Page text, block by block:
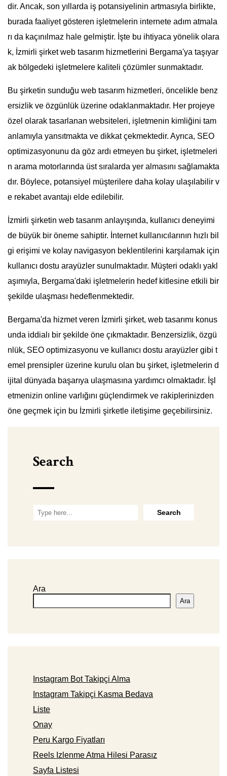
dir. Ancak, son yıllarda iş potansiyelinin artmasıyla birlikte,
burada faaliyet gösteren işletmelerin internete adım atmala
rı da kaçınılmaz hale gelmiştir. İşte bu ihtiyaca yönelik olara
k, İzmirli şirket web tasarım hizmetlerini Bergama'ya taşıyar
ak bölgedeki işletmelere kaliteli çözümler sunmaktadır.
Bu şirketin sunduğu web tasarım hizmetleri, öncelikle benz
ersizlik ve özgünlük üzerine odaklanmaktadır. Her projeye
özel olarak tasarlanan websiteleri, işletmenin kimliğini tam
anlamıyla yansıtmakta ve dikkat çekmektedir. Ayrıca, SEO
optimizasyonunu da göz ardı etmeyen bu şirket, işletmeleri
n arama motorlarında üst sıralarda yer almasını sağlamakta
dır. Böylece, potansiyel müşterilere daha kolay ulaşılabilir v
e rekabet avantajı elde edilebilir.
İzmirli şirketin web tasarım anlayışında, kullanıcı deneyimi
de büyük bir öneme sahiptir. İnternet kullanıcılarının hızlı bil
gi erişimi ve kolay navigasyon beklentilerini karşılamak için
kullanıcı dostu arayüzler sunulmaktadır. Müşteri odaklı yakl
aşımıyla, Bergama'daki işletmelerin hedef kitlesine etkili bir
şekilde ulaşması hedeflenmektedir.
Bergama'da hizmet veren İzmirli şirket, web tasarımı konus
unda iddialı bir şekilde öne çıkmaktadır. Benzersizlik, özgü
nlük, SEO optimizasyonu ve kullanıcı dostu arayüzler gibi t
emel prensipler üzerine kurulu olan bu şirket, işletmelerin d
ijital dünyada başarıya ulaşmasına yardımcı olmaktadır. İşl
etmenizin online varlığını güçlendirmek ve rakiplerinizden
öne geçmek için bu İzmirli şirketle iletişime geçebilirsiniz.
Search
Ara
Ara
Instagram Bot Takipçi Alma
Instagram Takipçi Kasma Bedava
Liste
Onay
Peru Kargo Fiyatları
Reels Izlenme Atma Hilesi Parasız
Sayfa Listesi